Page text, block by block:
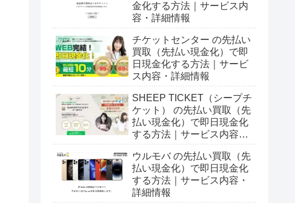
金化する方法｜サービス内
容・詳細情報
チケットセンター の先払い
買取（先払い現金化）で即
日現金化する方法｜サービ
ス内容・詳細情報
SHEEP TICKET（シープチ
ケット） の先払い買取（先
払い現金化）で即日現金化
する方法｜サービス内容・
ウルモバ の先払い買取（先
払い現金化）で即日現金化
する方法｜サービス内容・
詳細情報